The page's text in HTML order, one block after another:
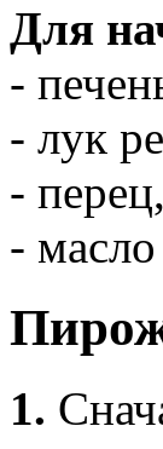
Для
-
- лук
-
-
1.